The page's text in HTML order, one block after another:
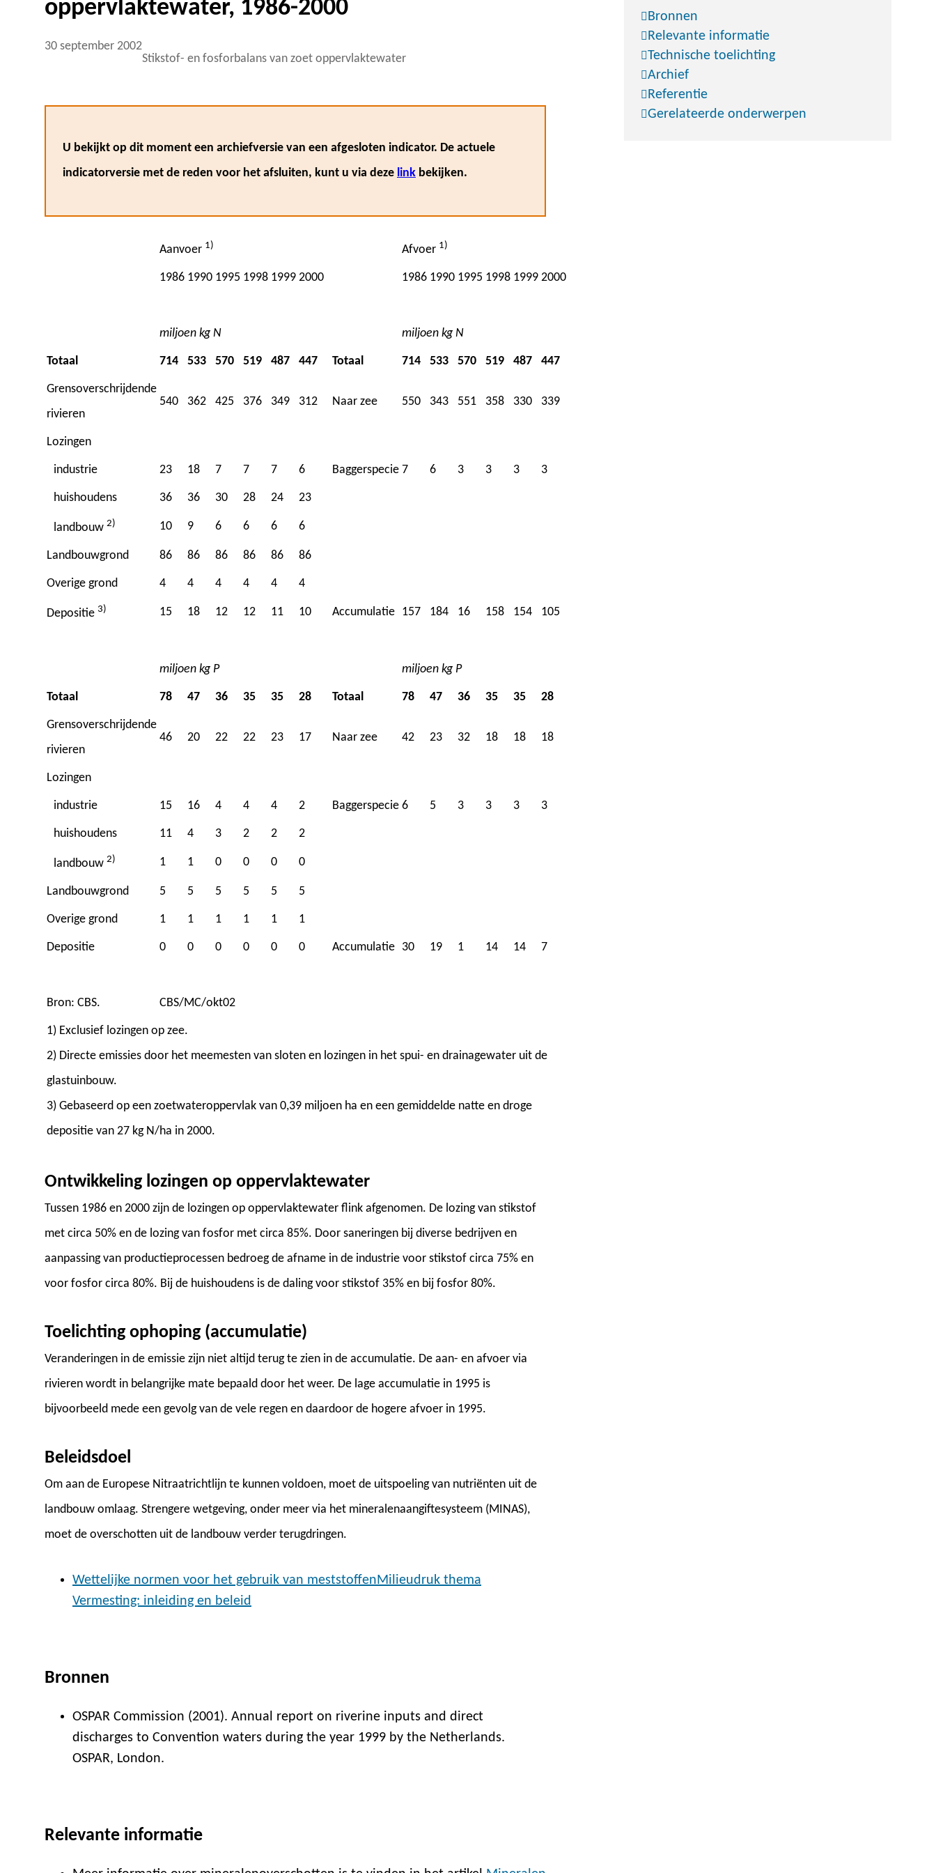
oppervlaktewater, 1986-2000
30 september 2002
Stikstof- en fosforbalans van zoet oppervlaktewater
Bronnen
Relevante informatie
Technische toelichting
Archief
Referentie
Gerelateerde onderwerpen
U bekijkt op dit moment een archiefversie van een afgesloten indicator. De actuele
indicatorversie met de reden voor het afsluiten, kunt u via deze link bekijken.
Aanvoer 1) Afvoer 1)
1986 1990 1995 1998 1999 2000 1986 1990 1995 1998 1999 2000
miljoen kg N miljoen kg N
Totaal 714 533 570 519 487 447 Totaal 714 533 570 519 487 447
Grensoverschrijdende
rivieren
540 362 425 376 349 312 Naar zee 550 343 551 358 330 339
Lozingen
industrie 23 18 7 7 7 6 Baggerspecie 7 6 3 3 3 3
huishoudens 36 36 30 28 24 23
landbouw 2) 10 9 6 6 6 6
Landbouwgrond 86 86 86 86 86 86
Overige grond 4 4 4 4 4 4
Depositie 3) 15 18 12 12 11 10 Accumulatie 157 184 16 158 154 105
miljoen kg P miljoen kg P
Totaal 78 47 36 35 35 28 Totaal 78 47 36 35 35 28
Grensoverschrijdende
rivieren
46 20 22 22 23 17 Naar zee 42 23 32 18 18 18
Lozingen
industrie 15 16 4 4 4 2 Baggerspecie 6 5 3 3 3 3
huishoudens 11 4 3 2 2 2
landbouw 2) 1 1 0 0 0 0
Landbouwgrond 5 5 5 5 5 5
Overige grond 1 1 1 1 1 1
Depositie 0 0 0 0 0 0 Accumulatie 30 19 1 14 14 7
Bron: CBS. CBS/MC/okt02
1) Exclusief lozingen op zee.
2) Directe emissies door het meemesten van sloten en lozingen in het spui- en drainagewater uit de
glastuinbouw.
3) Gebaseerd op een zoetwateroppervlak van 0,39 miljoen ha en een gemiddelde natte en droge
depositie van 27 kg N/ha in 2000.
Ontwikkeling lozingen op oppervlaktewater
Tussen 1986 en 2000 zijn de lozingen op oppervlaktewater flink afgenomen. De lozing van stikstof
met circa 50% en de lozing van fosfor met circa 85%. Door saneringen bij diverse bedrijven en
aanpassing van productieprocessen bedroeg de afname in de industrie voor stikstof circa 75% en
voor fosfor circa 80%. Bij de huishoudens is de daling voor stikstof 35% en bij fosfor 80%.
Toelichting ophoping (accumulatie)
Veranderingen in de emissie zijn niet altijd terug te zien in de accumulatie. De aan- en afvoer via
rivieren wordt in belangrijke mate bepaald door het weer. De lage accumulatie in 1995 is
bijvoorbeeld mede een gevolg van de vele regen en daardoor de hogere afvoer in 1995.
Beleidsdoel
Om aan de Europese Nitraatrichtlijn te kunnen voldoen, moet de uitspoeling van nutriënten uit de
landbouw omlaag. Strengere wetgeving, onder meer via het mineralenaangiftesysteem (MINAS),
moet de overschotten uit de landbouw verder terugdringen.
Wettelijke normen voor het gebruik van meststoffenMilieudruk thema
Vermesting: inleiding en beleid
Bronnen
OSPAR Commission (2001). Annual report on riverine inputs and direct
discharges to Convention waters during the year 1999 by the Netherlands.
OSPAR, London.
Relevante informatie